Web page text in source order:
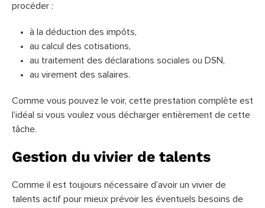
procéder :
à la déduction des impôts,
au calcul des cotisations,
au traitement des déclarations sociales ou DSN,
au virement des salaires.
Comme vous pouvez le voir, cette prestation complète est
l’idéal si vous voulez vous décharger entièrement de cette
tâche.
Gestion du vivier de talents
Comme il est toujours nécessaire d’avoir un vivier de
talents actif pour mieux prévoir les éventuels besoins de